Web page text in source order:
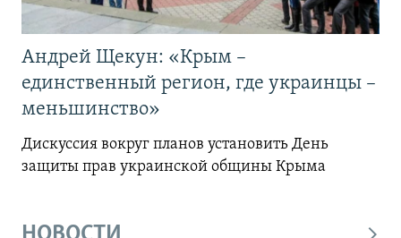
Андрей Щекун: «Крым –
единственный регион, где украинцы –
меньшинство»
Дискуссия вокруг планов установить День
защиты прав украинской общины Крыма